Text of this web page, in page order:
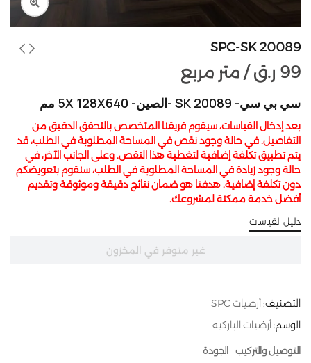
SPC-SK 20089
متر مربع / 99 ر.ق
سي بي سي- SK 20089 -الصين- 5X 128X640 مم
بعد إدخال القياسات، سيقوم فريقنا المتخصص بالتحقق الدقيق من
التفاصيل. في حالة وجود نقص في المساحة المطلوبة في الطلب، قد
يتم تطبيق تكلفة إضافية لتغطية هذا النقص. وعلى الجانب الآخر، في
حالة وجود زيادة في المساحة المطلوبة في الطلب، سنقوم بتعويضكم
دون تكلفة إضافية. هدفنا هو ضمان نتائج دقيقة وموثوقة وتقديم
أفضل خدمة ممكنة لمشروعك.
دليل القياسات
غير متوفر في المخزون
التصنيف:أرضيات SPC
الوسم:أرضيات الباركيه
التوصيل والتركيب الجودة